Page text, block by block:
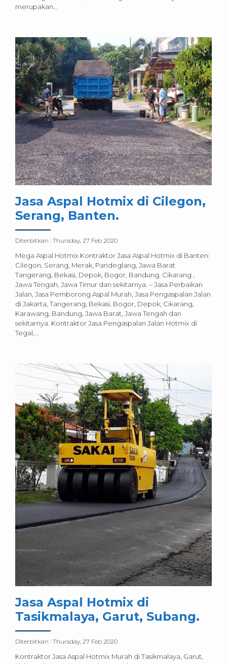
merupakan...
Jasa Aspal Hotmix di Cilegon,
Serang, Banten.
Diterbitkan : Thursday, 27 Feb 2020
Mega Aspal Hotmix Kontraktor Jasa Aspal Hotmix di Banten:
Cilegon, Serang, Merak, Pandeglang, Jawa Barat
Tangerang, Bekasi, Depok, Bogor, Bandung, Cikarang ,
Jawa Tengah, Jawa Timur dan sekitarnya. – Jasa Perbaikan
Jalan, Jasa Pemborong Aspal Murah, Jasa Pengaspalan Jalan
di Jakarta, Tangerang, Bekasi, Bogor, Depok, Cikarang,
Karawang, Bandung, Jawa Barat, Jawa Tengah dan
sekitarnya. Kontraktor Jasa Pengaspalan Jalan Hotmix di
Tegal,...
Jasa Aspal Hotmix di
Tasikmalaya, Garut, Subang.
Diterbitkan : Thursday, 27 Feb 2020
Kontraktor Jasa Aspal Hotmix Murah di Tasikmalaya, Garut,